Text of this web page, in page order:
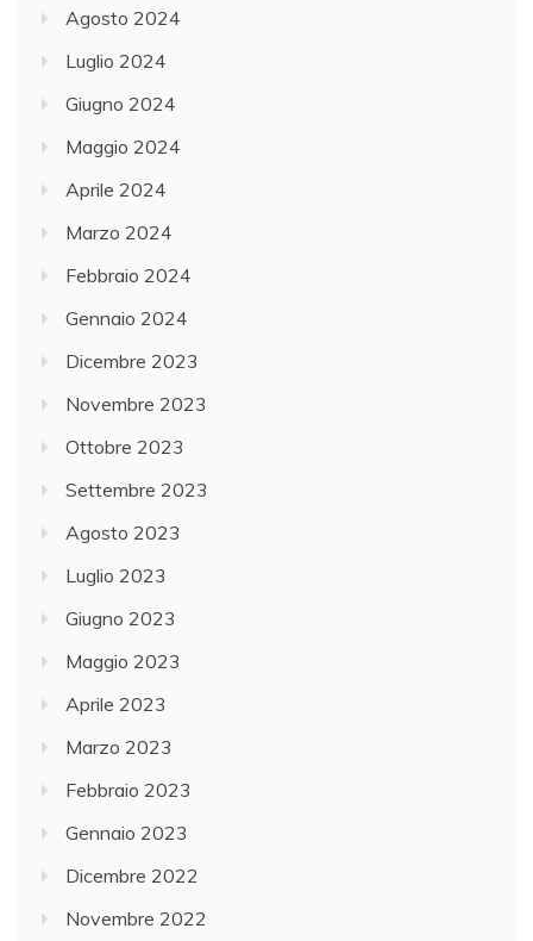
Agosto 2024
Luglio 2024
Giugno 2024
Maggio 2024
Aprile 2024
Marzo 2024
Febbraio 2024
Gennaio 2024
Dicembre 2023
Novembre 2023
Ottobre 2023
Settembre 2023
Agosto 2023
Luglio 2023
Giugno 2023
Maggio 2023
Aprile 2023
Marzo 2023
Febbraio 2023
Gennaio 2023
Dicembre 2022
Novembre 2022